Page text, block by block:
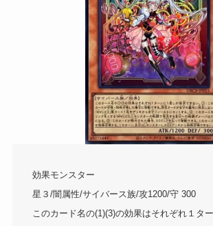
効果モンスター
星３/闇属性/サイバース族/攻1200/守 300
このカード名の(1)(3)の効果はそれぞれ１タ